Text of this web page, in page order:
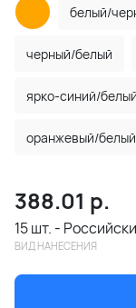
белый/
черный/белый
ярко-синий/белый
оранжевый/белый
388.01 р.
15 шт. -
ВИД НАНЕСЕНИЯ